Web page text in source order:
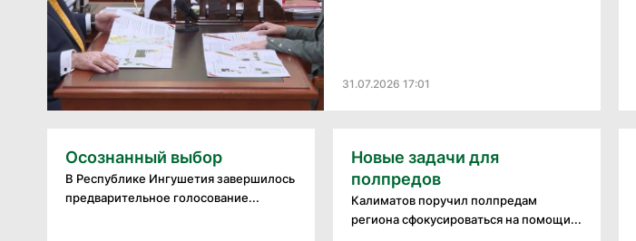
31.07.2026 17:01
Осознанный выбор
В Республике Ингушетия завершилось
предварительное голосование...
Новые задачи для
полпредов
Калиматов поручил полпредам
региона сфокусироваться на помощи...